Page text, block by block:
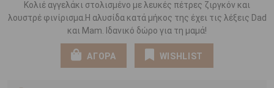
Κολιέ αγγελάκι στολισμένο με λευκές πέτρες ζιργκόν και
λουστρέ φινίρισμα.Η αλυσίδα κατά μήκος της έχει τις λέξεις Dad
και Mam. Ιδανικό δώρο για τη μαμά!
ΑΓΟΡΑ WISHLIST